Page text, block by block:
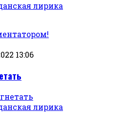
лирика
13:06
лирика